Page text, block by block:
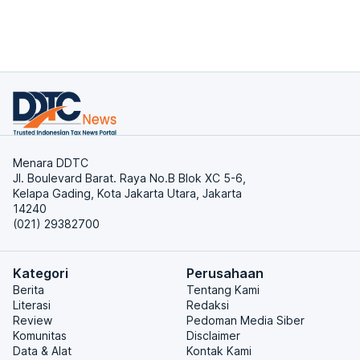
Menara DDTC
Jl. Boulevard Barat. Raya No.B Blok XC 5-6,
Kelapa Gading, Kota Jakarta Utara, Jakarta
14240
(021) 29382700
Kategori
Berita
Literasi
Review
Komunitas
Data & Alat
Perusahaan
Tentang Kami
Redaksi
Pedoman Media Siber
Disclaimer
Kontak Kami